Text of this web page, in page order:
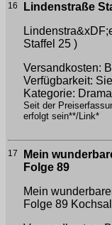
16
Lindenstraße
Staffel 25 )
Versandkosten:
Verfügbarkeit:
Kategorie:
Seit der
erfolgt sein**/Link*
17
Mein
Folge 89
Mein
Folge 89